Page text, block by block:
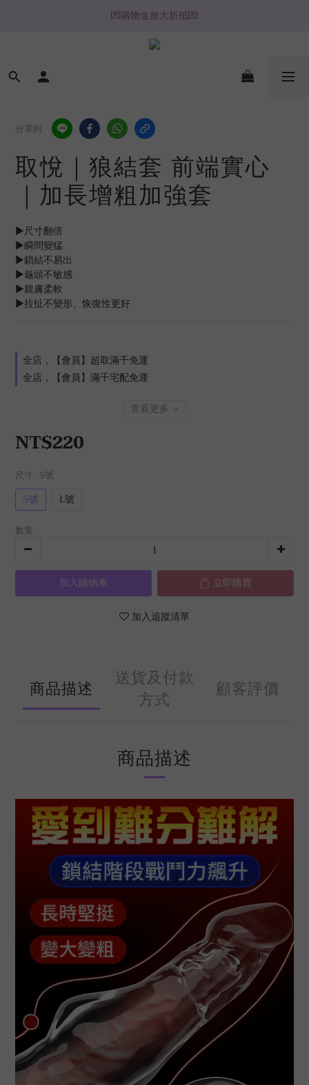
🔥心動推薦🔥
💌購物金放大折抵💌
⚡️ 2H / 3H 極速快送專區
分享到
取悅｜狼結套 前端實心
｜加長增粗加強套
▶尺寸翻倍
▶瞬間變猛
▶鎖結不易出
▶龜頭不敏感
▶親膚柔軟
▶拉扯不變形、恢復性更好
全店，【會員】超取滿千免運
全店，【會員】滿千宅配免運
查看更多
NT$220
尺寸 : S號
S號 L號
數量
加入購物車 立即購買
加入追蹤清單
商品描述
送貨及付款
方式
顧客評價
商品描述